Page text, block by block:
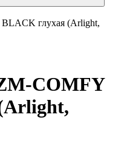
глухая (Arlight,
COMFY